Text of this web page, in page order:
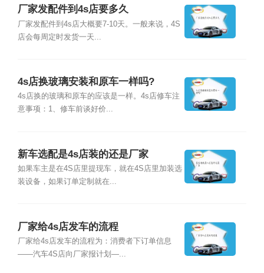
厂家发配件到4s店要多久
厂家发配件到4s店大概要7-10天。一般来说，4S
店会每周定时发货一天...
4s店换玻璃安装和原车一样吗?
4s店换的玻璃和原车的应该是一样。4s店修车注
意事项：1、修车前谈好价...
新车选配是4s店装的还是厂家
如果车主是在4S店里提现车，就在4S店里加装选
装设备，如果订单定制就在...
厂家给4s店发车的流程
厂家给4s店发车的流程为：消费者下订单信息
——汽车4S店向厂家报计划—...